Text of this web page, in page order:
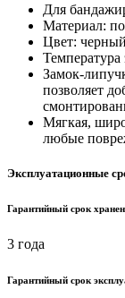
Для
Материал:
Цвет:
Замок-
позволяет
Мягкая,
любые
Эксплуатационные
Гарантийный срок
3 года
Гарантийный срок